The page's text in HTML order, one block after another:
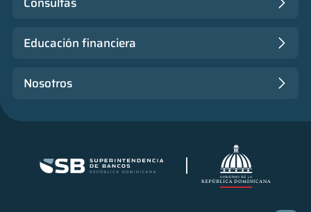
Educación financiera
Nosotros